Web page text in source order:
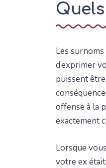
Les
d’exprimer
puissent
offense à la
exactement
Lorsque
votre ex